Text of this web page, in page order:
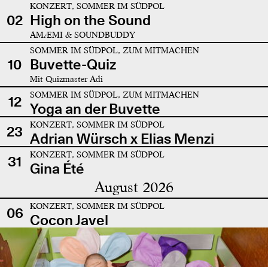
02
KONZERT, SOMMER IM SÜDPOL
High on the Sound
AMÆMI & SOUNDBUDDY
10
SOMMER IM SÜDPOL, ZUM MITMACHEN
Buvette-Quiz
Mit Quizmaster Adi
12 SOMMER IM SÜDPOL, ZUM MITMACHEN
Yoga an der Buvette
23
KONZERT, SOMMER IM SÜDPOL
Adrian Würsch x Elias Menzi
31
KONZERT, SOMMER IM SÜDPOL
Gina Été
August 2026
06 KONZERT, SOMMER IM SÜDPOL
Cocon Javel